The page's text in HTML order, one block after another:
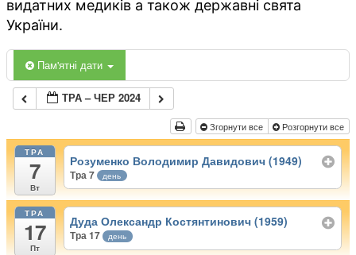
видатних медиків а також державні свята
України.
Пам'ятні дати
ТРА – ЧЕР 2024
Згорнути все Розгорнути все
ТРА
7
Вт
Розуменко Володимир Давидович (1949)
Тра 7 день
ТРА
17
Пт
Дуда Олександр Костянтинович (1959)
Тра 17 день